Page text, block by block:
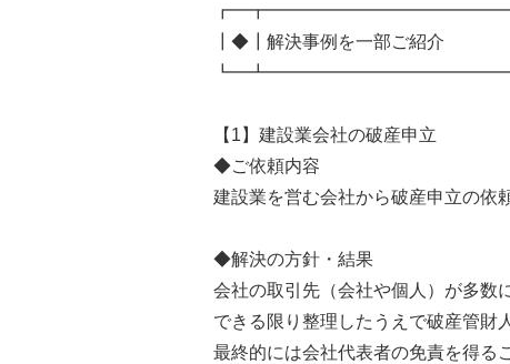
┃◆┃解決事例を一部ご紹介
【1】建設業会社の破産申立
◆ご依頼内容
建設業を営む会社から破産申立の依
◆解決の方針・結果
会社の取引先（会社や個人）が多数
できる限り整理したうえで破産管財
最終的には会社代表者の免責を得る